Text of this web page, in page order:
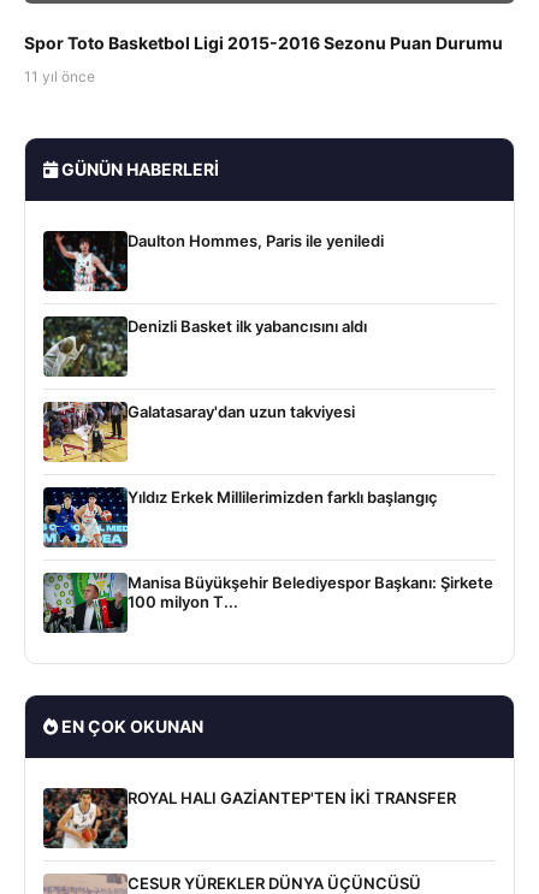
Spor Toto Basketbol Ligi 2015-2016 Sezonu Puan Durumu
11 yıl önce
GÜNÜN HABERLERI
Daulton Hommes, Paris ile yeniledi
Denizli Basket ilk yabancısını aldı
Galatasaray'dan uzun takviyesi
Yıldız Erkek Millilerimizden farklı başlangıç
Manisa Büyükşehir Belediyespor Başkanı: Şirkete
100 milyon T...
EN ÇOK OKUNAN
ROYAL HALI GAZİANTEP'TEN İKİ TRANSFER
CESUR YÜREKLER DÜNYA ÜÇÜNCÜSÜ